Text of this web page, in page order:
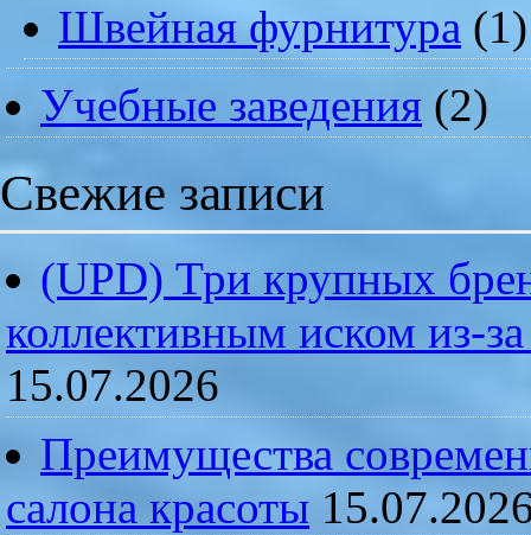
Швейная фурнитура (1)
Учебные заведения (2)
Свежие записи
(UPD) Три крупных
коллективным иском из-
15.07.2026
Преимущества
салона красоты